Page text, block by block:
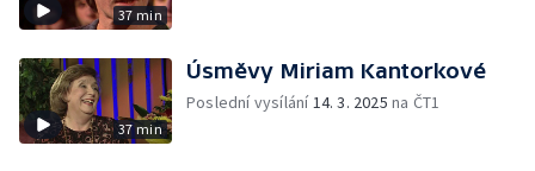
37 min
37 min
Úsměvy Miriam Kantorkové
Poslední vysílání14. 3. 2025 na ČT1